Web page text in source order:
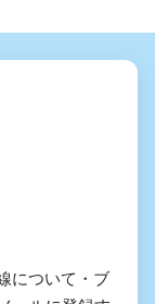
について・ブ